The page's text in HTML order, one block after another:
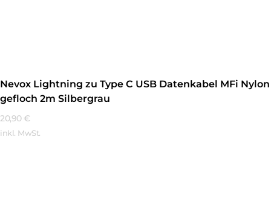
Nevox Lightning zu Type C USB Datenkabel MFi Nylon
gefloch 2m Silbergrau
20,90 €
inkl. MwSt.